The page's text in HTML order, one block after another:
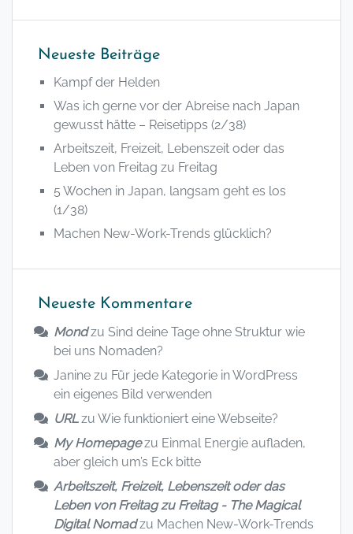
Neueste Beiträge
Kampf der Helden
Was ich gerne vor der Abreise nach Japan
gewusst hätte – Reisetipps (2/38)
Arbeitszeit, Freizeit, Lebenszeit oder das
Leben von Freitag zu Freitag
5 Wochen in Japan, langsam geht es los
(1/38)
Machen New-Work-Trends glücklich?
Neueste Kommentare
Mondzu Sind deine Tage ohne Struktur wie
bei uns Nomaden?
Janine zu Für jede Kategorie in WordPress
ein eigenes Bild verwenden
URLzu Wie funktioniert eine Webseite?
My Homepagezu Einmal Energie aufladen,
aber gleich um’s Eck bitte
Arbeitszeit, Freizeit, Lebenszeit oder das
Leben von Freitag zu Freitag - The Magical
Digital Nomadzu Machen New-Work-Trends